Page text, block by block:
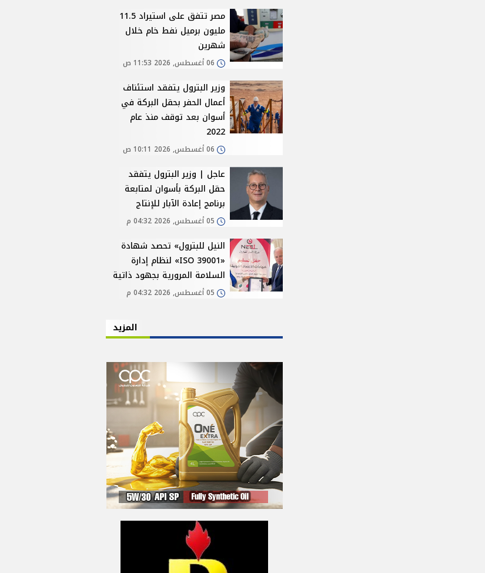
مصر تتفق على استيراد 11.5
مليون برميل نفط خام خلال
شهرين
06 أغسطس, 2026 11:53 ص
وزير البترول يتفقد استئناف
أعمال الحفر بحقل البركة في
أسوان بعد توقف منذ عام
2022
06 أغسطس, 2026 10:11 ص
عاجل | وزير البترول يتفقد
حقل البركة بأسوان لمتابعة
برنامج إعادة الآبار للإنتاج
05 أغسطس, 2026 04:32 م
النيل للبترول» تحصد شهادة
«ISO 39001» لنظام إدارة
السلامة المرورية بجهود ذاتية
05 أغسطس, 2026 04:32 م
المزيد